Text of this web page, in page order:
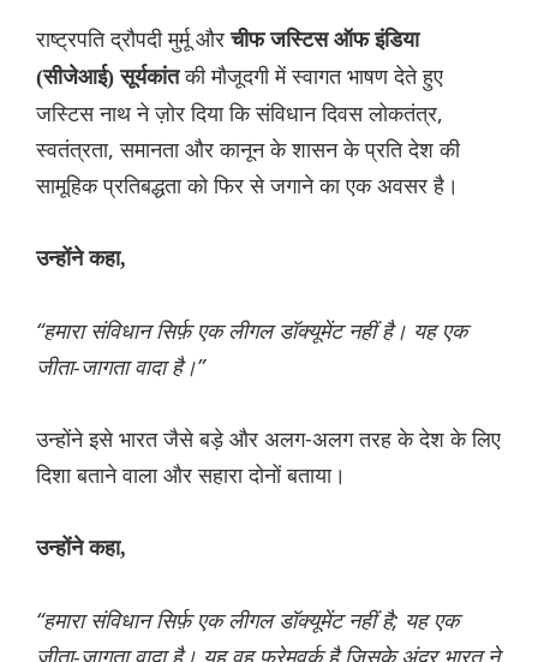
राष्ट्रपति द्रौपदी मुर्मू औरचीफ जस्टिस ऑफ इंडिया
(सीजेआई) सूर्यकांतकी मौजूदगी में स्वागत भाषण देते हुए
जस्टिस नाथ ने ज़ोर दिया कि संविधान दिवस लोकतंत्र,
स्वतंत्रता, समानता और कानून के शासन के प्रति देश की
सामूहिक प्रतिबद्धता को फिर से जगाने का एक अवसर है।
उन्होंने कहा,
“हमारा संविधान सिर्फ़ एक लीगल डॉक्यूमेंट नहीं है। यह एक
जीता-जागता वादा है।”
उन्होंने इसे भारत जैसे बड़े और अलग-अलग तरह के देश के लिए
दिशा बताने वाला और सहारा दोनों बताया।
उन्होंने कहा,
“हमारा संविधान सिर्फ़ एक लीगल डॉक्यूमेंट नहीं है; यह एक